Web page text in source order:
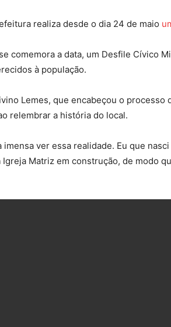
realiza desde o dia 24 de maio
comemora a data, um Desfile Cívico
à população.
Lemes, que encabeçou o processo
relembrar a história do local.
imensa ver essa realidade. Eu que
Igreja Matriz em construção, de modo